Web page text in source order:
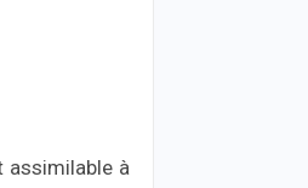
assimilable à